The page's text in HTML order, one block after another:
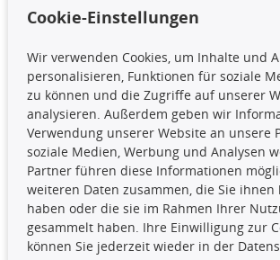
Die hier
insbesondere die
dürfen nicht kopiert
unterlassen, die Daten oder die gesamte
vorherige Zustimmung TecDocs zu
verbreiten und/oder diese Handlungen
zu lassen. Ein Zuwiderhandeln stellt eine
Urheberrechtsverletzung dar und wird
Cookie-Einstellungen
Wir verwenden Cookies, um Inhalte und
personalisieren, Funktionen für soziale
zu können und die Zugriffe auf unserer
analysieren. Außerdem geben wir
Verwendung unserer Website an unsere
soziale Medien, Werbung und Analysen
Partner führen diese Informationen
weiteren Daten zusammen, die Sie
haben oder die sie im Rahmen Ihrer
gesammelt haben. Ihre Einwilligung zur
können Sie jederzeit wieder in der